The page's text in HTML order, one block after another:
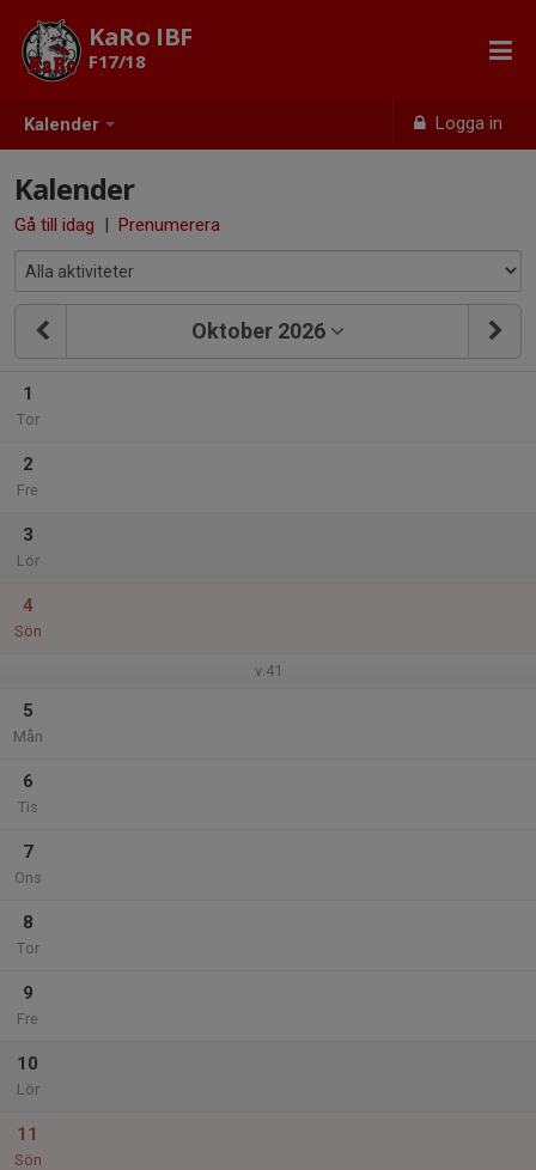
Kalender Logga in
KaRo IBF
F17/18
Kalender
Gå till idag | Prenumerera
Oktober 2026
1
Tor
2
Fre
3
Lör
4
Sön
v.41
5
Mån
6
Tis
7
Ons
8
Tor
9
Fre
10
Lör
11
Sön